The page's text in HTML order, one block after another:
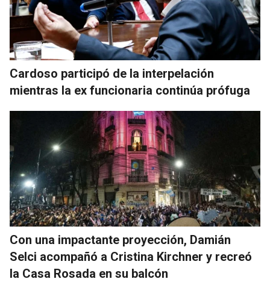
Cardoso participó de la interpelación
mientras la ex funcionaria continúa prófuga
Con una impactante proyección, Damián
Selci acompañó a Cristina Kirchner y recreó
la Casa Rosada en su balcón